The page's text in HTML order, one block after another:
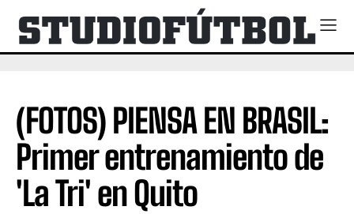
(FOTOS) PIENSA EN BRASIL:
Primer entrenamiento de
'La Tri' en Quito